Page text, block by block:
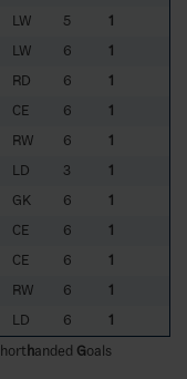
LW 5
1
LW 6
1
RD 6
1
CE 6
1
RW 6
1
LD 3
1
GK 6
1
CE 6
1
CE 6
1
RW 6
1
LD 6
1
horthanded Goals